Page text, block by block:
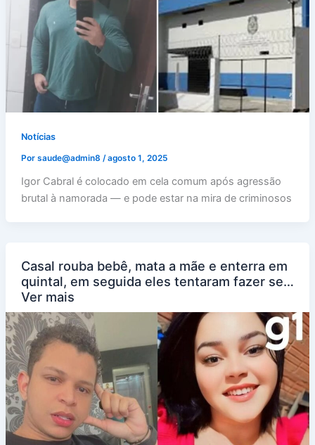
Notícias
Por saude@admin8 /agosto 1, 2025
Igor Cabral é colocado em cela comum após agressão
brutal à namorada — e pode estar na mira de criminosos
Casal rouba bebê, mata a mãe e enterra em
quintal, em seguida eles tentaram fazer se…
Ver mais